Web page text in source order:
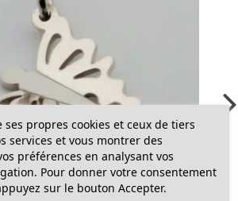
ses propres cookies et ceux de tiers
services et vous montrer des
préférences en analysant vos
Pour donner votre consentement
sur le bouton Accepter.